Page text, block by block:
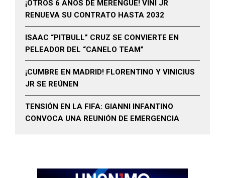
¡OTROS 6 AÑOS DE MERENGUE! VINI JR
RENUEVA SU CONTRATO HASTA 2032
ISAAC “PITBULL” CRUZ SE CONVIERTE EN
PELEADOR DEL “CANELO TEAM”
¡CUMBRE EN MADRID! FLORENTINO Y VINICIUS
JR SE REÚNEN
TENSIÓN EN LA FIFA: GIANNI INFANTINO
CONVOCA UNA REUNIÓN DE EMERGENCIA